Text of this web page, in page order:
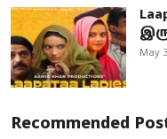
May
Recommended